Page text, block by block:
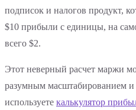
подписок и налогов продукт,
$10 прибыли с единицы, на
всего $2.
Этот неверный расчет маржи
разумным масштабированием и
используете калькулятор